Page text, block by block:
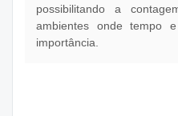
possibilitando a
ambientes onde tempo
importância.